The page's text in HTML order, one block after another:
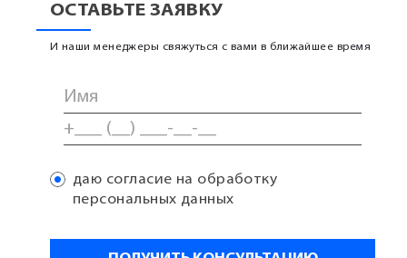
ОСТАВЬТЕ ЗАЯВКУ
И наши менеджеры свяжуться с вами в ближайшее время
даю согласие на обработку
персональных данных